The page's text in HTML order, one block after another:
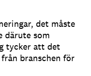
det måste
därute som
tycker att det
branschen för